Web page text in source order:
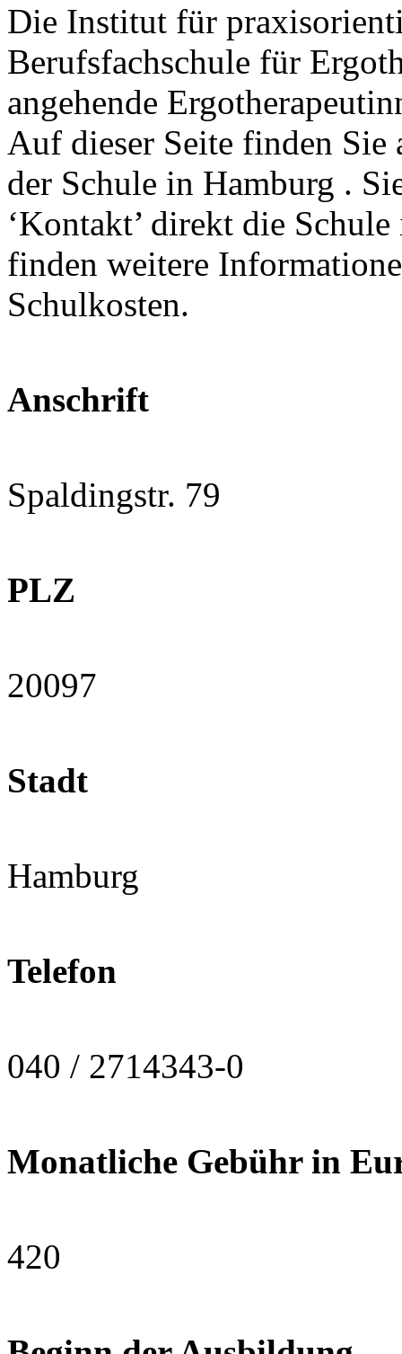
Die Institut für
Berufsfachschule für
angehende
Auf dieser Seite finden
der Schule in Hamburg .
‘Kontakt’ direkt die
finden weitere
Schulkosten.
Anschrift
Spaldingstr. 79
PLZ
20097
Stadt
Hamburg
Telefon
040 / 2714343-0
Monatliche Gebühr in
420